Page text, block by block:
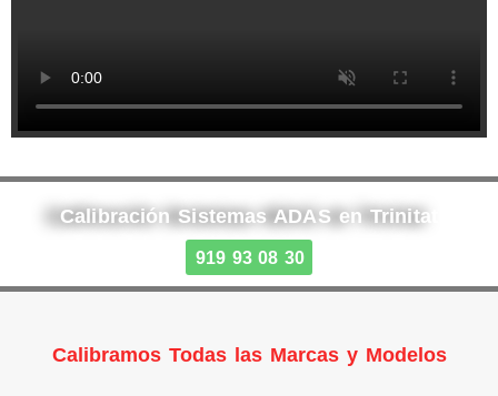
Calibración Sistemas ADAS en Trinitat
919 93 08 30
Calibramos Todas las Marcas y Modelos